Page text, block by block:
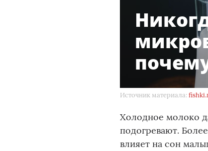
Источник материала:
Холодное молоко
подогревают.
влияет на сон